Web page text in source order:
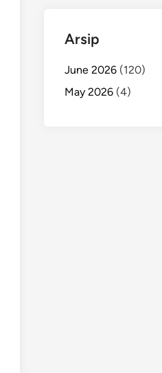
Arsip
June 2026 (120)
May 2026 (4)